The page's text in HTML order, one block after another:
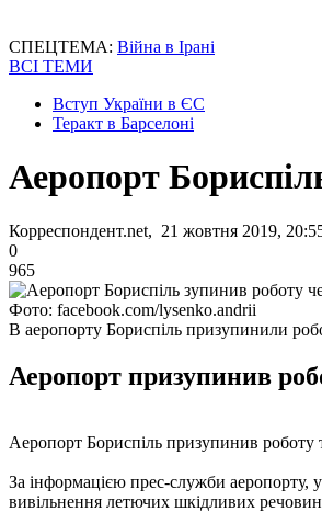
СПЕЦТЕМА: Війна в Ірані
ВСІ ТЕМИ
Вступ України в ЄС
Теракт в Барселоні
Аеропорт
Корреспондент.net, 21 жовтня 2019,
0
965
Фото: facebook.com/lysenko.andrii
В аеропорту Бориспіль призупинили
Аеропорт призупинив
Аеропорт Бориспіль призупинив роботу
За інформацією прес-служби аеропорту,
вивільнення летючих шкідливих